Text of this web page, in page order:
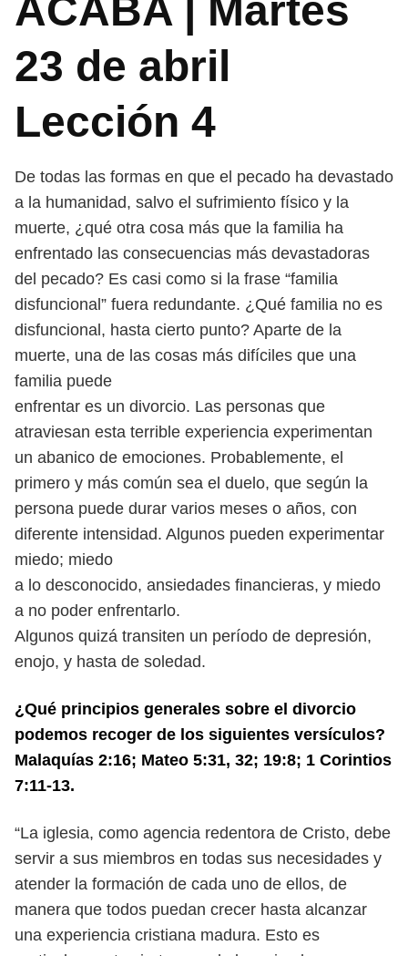
ACABA | Martes
23 de abril
Lección 4
De todas las formas en que el pecado ha devastado
a la humanidad, salvo el sufrimiento físico y la
muerte, ¿qué otra cosa más que la familia ha
enfrentado las consecuencias más devastadoras
del pecado? Es casi como si la frase “familia
disfuncional” fuera redundante. ¿Qué familia no es
disfuncional, hasta cierto punto? Aparte de la
muerte, una de las cosas más difíciles que una
familia puede
enfrentar es un divorcio. Las personas que
atraviesan esta terrible experiencia experimentan
un abanico de emociones. Probablemente, el
primero y más común sea el duelo, que según la
persona puede durar varios meses o años, con
diferente intensidad. Algunos pueden experimentar
miedo; miedo
a lo desconocido, ansiedades financieras, y miedo
a no poder enfrentarlo.
Algunos quizá transiten un período de depresión,
enojo, y hasta de soledad.
¿Qué principios generales sobre el divorcio
podemos recoger de los siguientes versículos?
Malaquías 2:16; Mateo 5:31, 32; 19:8; 1 Corintios
7:11-13.
“La iglesia, como agencia redentora de Cristo, debe
servir a sus miembros en todas sus necesidades y
atender la formación de cada uno de ellos, de
manera que todos puedan crecer hasta alcanzar
una experiencia cristiana madura. Esto es